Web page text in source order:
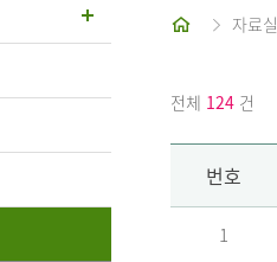
자료실
전체 124 건
번호
1